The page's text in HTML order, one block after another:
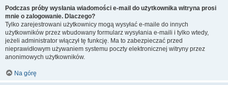
Podczas próby wysłania wiadomości e-mail do użytkownika witryna prosi
mnie o zalogowanie. Dlaczego?
Tylko zarejestrowani użytkownicy mogą wysyłać e-maile do innych
użytkowników przez wbudowany formularz wysyłania e-maili i tylko wtedy,
jeżeli administrator włączył tę funkcję. Ma to zabezpieczać przed
nieprawidłowym używaniem systemu poczty elektronicznej witryny przez
anonimowych użytkowników.
Na górę